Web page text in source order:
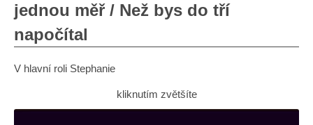
jednou měř / Než bys do tří
napočítal
V hlavní roli Stephanie
kliknutím zvětšíte